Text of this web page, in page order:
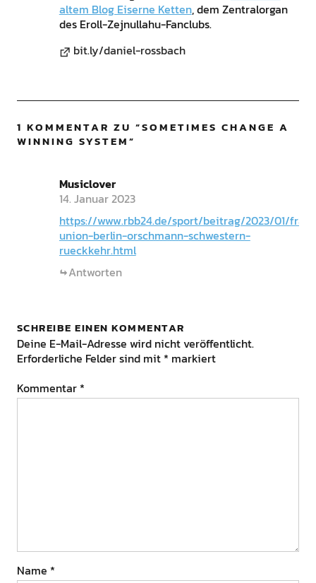
altem Blog Eiserne Ketten, dem Zentralorgan
des Eroll-Zejnullahu-Fanclubs.
bit.ly/daniel-rossbach
1 KOMMENTAR ZU “SOMETIMES CHANGE A
WINNING SYSTEM”
Musiclover
14. Januar 2023
https://www.rbb24.de/sport/beitrag/2023/01/
union-berlin-orschmann-schwestern-
rueckkehr.html
Antworten
SCHREIBE EINEN KOMMENTAR
Deine E-Mail-Adresse wird nicht veröffentlicht.
Erforderliche Felder sind mit * markiert
Kommentar *
Name *